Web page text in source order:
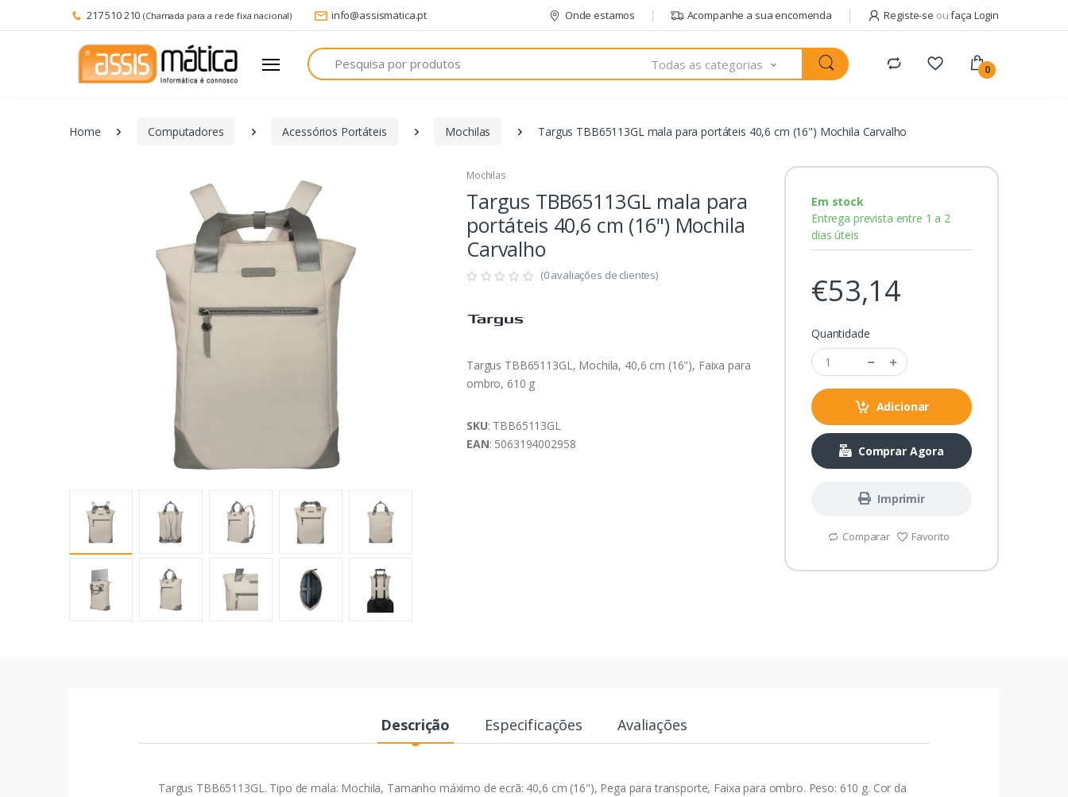
217 510 210 (Chamada para a rede fixa nacional) info@assismatica.pt Onde estamos Acompanhe a sua encomenda Registe-se oufaça Login
Pesquisa
Todas as categorias 0
Home Computadores Acessórios Portáteis Mochilas Targus TBB65113GL mala para portáteis 40,6 cm (16") Mochila Carvalho
Mochilas
Targus TBB65113GL mala para
portáteis 40,6 cm (16") Mochila
Carvalho
(0 avaliações de clientes)
Targus TBB65113GL, Mochila, 40,6 cm (16"), Faixa para
ombro, 610 g
SKU: TBB65113GL
EAN: 5063194002958
Em stock
Entrega prevista entre 1 a 2
dias úteis
€53,14
Quantidade
Adicionar
Comprar Agora
Imprimir
Comparar Favorito
Descrição Especificações Avaliações
Targus TBB65113GL. Tipo de mala: Mochila, Tamanho máximo de ecrã: 40,6 cm (16"), Pega para transporte, Faixa para ombro. Peso: 610 g. Cor da